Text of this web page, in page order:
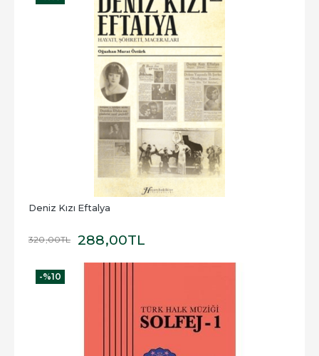
Deniz Kızı Eftalya
320,00TL 288,00TL
-%10